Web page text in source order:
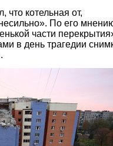
котельная от,
По его
части
в день трагедии